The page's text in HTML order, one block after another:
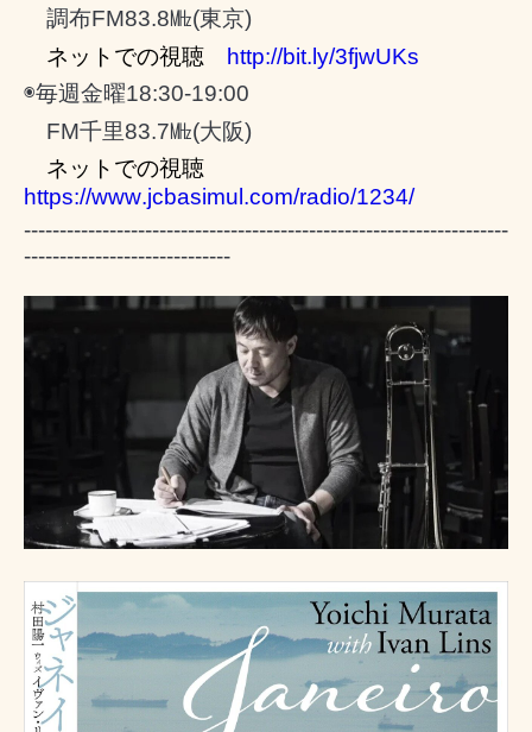
調布FM83.8㎒(東京)
ネットでの視聴 http://bit.ly/3fjwUKs
◉毎週金曜18:30-19:00
FM千里83.7㎒(大阪)
ネットでの視聴
https://www.jcbasimul.com/radio/1234/
--------------------------------------------------------------------
-----------------------------